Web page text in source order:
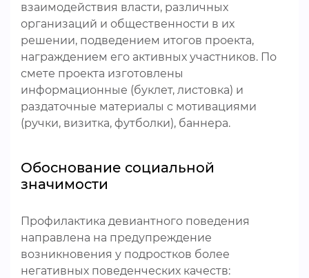
взаимодействия власти, различных
организаций и общественности в их
решении, подведением итогов проекта,
награждением его активных участников. По
смете проекта изготовлены
информационные (буклет, листовка) и
раздаточные материалы с мотивациями
(ручки, визитка, футболки), баннера.
Обоснование социальной
значимости
Профилактика девиантного поведения
направлена на предупреждение
возникновения у подростков более
негативных поведенческих качеств: